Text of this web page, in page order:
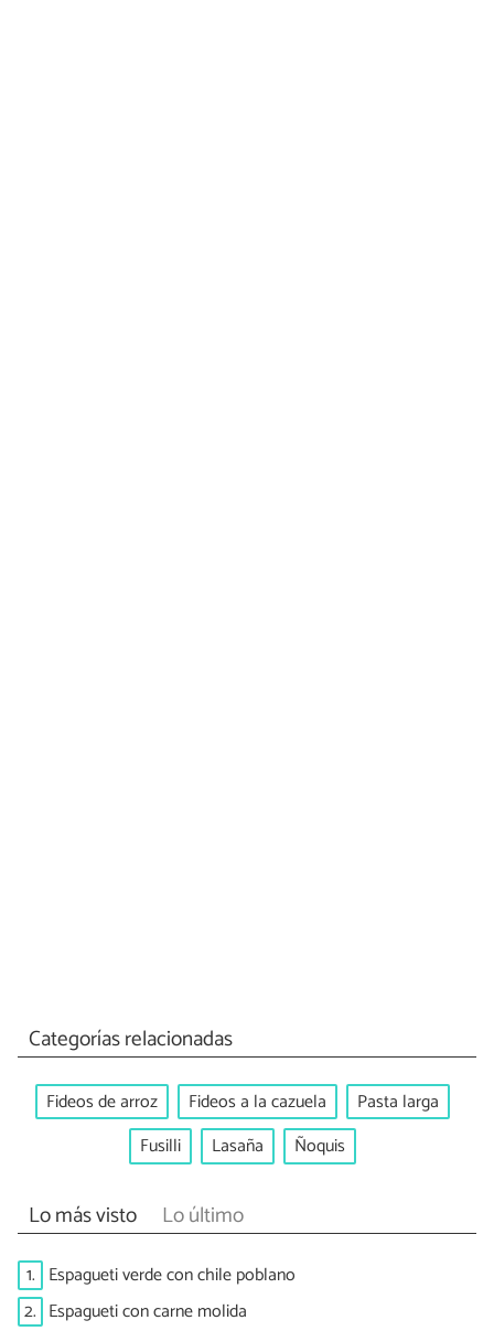
Categorías relacionadas
Fideos de arroz Fideos a la cazuela
Pasta larga
Fusilli
Lasaña Ñoquis
Lo más visto Lo último
1. Espagueti verde con chile poblano
2. Espagueti con carne molida